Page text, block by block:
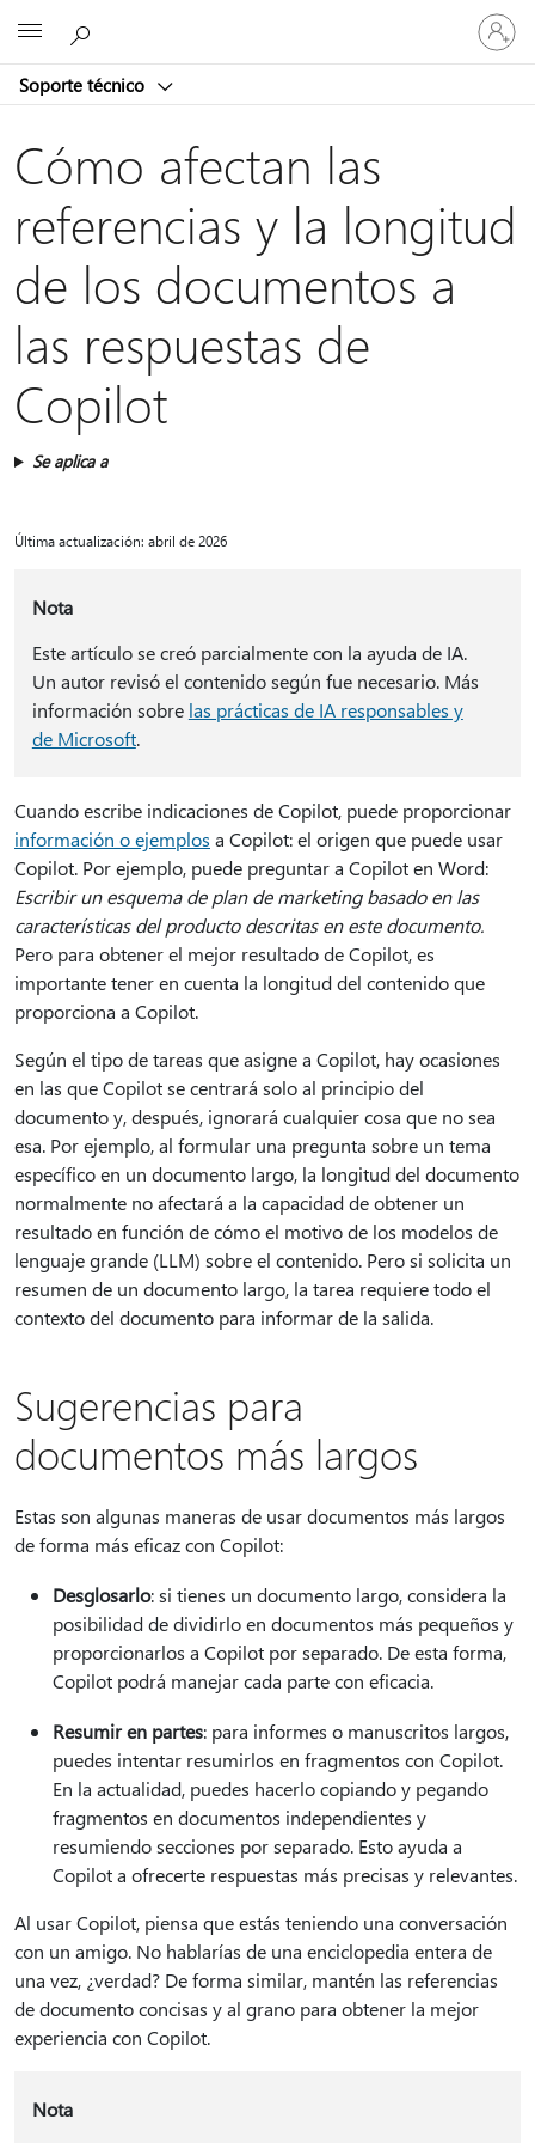
Soporte técnico
Iniciar
sesión
en
cuenta
Cómo afectan las
referencias y la longitud
de los documentos a
las respuestas de
Copilot
Se aplica a
Última actualización: abril de 2026
Nota
Este artículo se creó parcialmente con la ayuda de IA.
Un autor revisó el contenido según fue necesario. Más
información sobre las prácticas de IA responsables y
de Microsoft.
Cuando escribe indicaciones de Copilot, puede proporcionar
información o ejemplos a Copilot: el origen que puede usar
Copilot. Por ejemplo, puede preguntar a Copilot en Word:
Escribir un esquema de plan de marketing basado en las
características del producto descritas en este documento.
Pero para obtener el mejor resultado de Copilot, es
importante tener en cuenta la longitud del contenido que
proporciona a Copilot.
Según el tipo de tareas que asigne a Copilot, hay ocasiones
en las que Copilot se centrará solo al principio del
documento y, después, ignorará cualquier cosa que no sea
esa. Por ejemplo, al formular una pregunta sobre un tema
específico en un documento largo, la longitud del documento
normalmente no afectará a la capacidad de obtener un
resultado en función de cómo el motivo de los modelos de
lenguaje grande (LLM) sobre el contenido. Pero si solicita un
resumen de un documento largo, la tarea requiere todo el
contexto del documento para informar de la salida.
Sugerencias para
documentos más largos
Estas son algunas maneras de usar documentos más largos
de forma más eficaz con Copilot:
Desglosarlo: si tienes un documento largo, considera la
posibilidad de dividirlo en documentos más pequeños y
proporcionarlos a Copilot por separado. De esta forma,
Copilot podrá manejar cada parte con eficacia.
Resumir en partes: para informes o manuscritos largos,
puedes intentar resumirlos en fragmentos con Copilot.
En la actualidad, puedes hacerlo copiando y pegando
fragmentos en documentos independientes y
resumiendo secciones por separado. Esto ayuda a
Copilot a ofrecerte respuestas más precisas y relevantes.
Al usar Copilot, piensa que estás teniendo una conversación
con un amigo. No hablarías de una enciclopedia entera de
una vez, ¿verdad? De forma similar, mantén las referencias
de documento concisas y al grano para obtener la mejor
experiencia con Copilot.
Nota